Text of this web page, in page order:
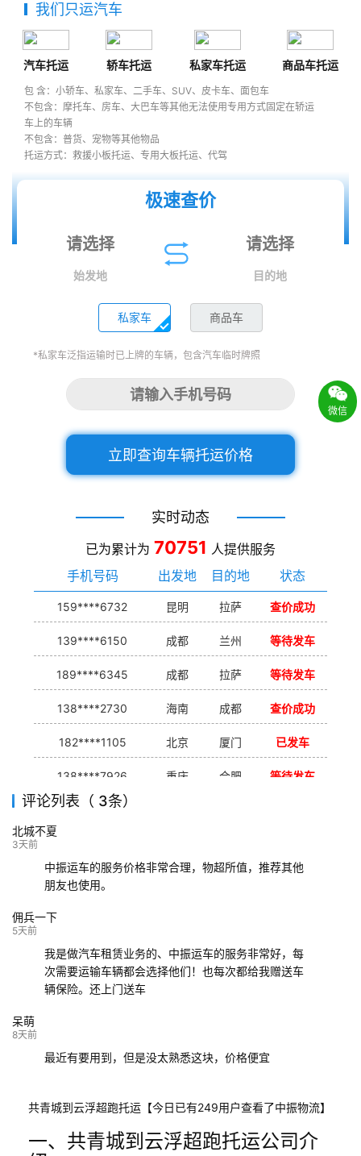
我们只运汽车
汽车托运 轿车托运 私家车托运 商品车托运
包 含：小轿车、私家车、二手车、SUV、皮卡车、面包车
不包含：摩托车、房车、大巴车等其他无法使用专用方式固定在轿运
车上的车辆
不包含：普货、宠物等其他物品
托运方式：救援小板托运、专用大板托运、代驾
极速查价
始发地 目的地
私家车 商品车
*私家车泛指运输时已上牌的车辆，包含汽车临时牌照
立即查询车辆托运价格
实时动态
已为累计为 70751 人提供服务
手机号码
出发地 目的地 状态
159****6732 昆明 拉萨 查价成功
139****6150 成都 兰州 等待发车
189****6345 成都 拉萨 等待发车
138****2730 海南 成都 查价成功
182****1105 北京 厦门 已发车
138****7926 重庆 合肥 等待发车
139****9233
评论列表（ 3条）
北城不夏
3天前
中振运车的服务价格非常合理，物超所值，推荐其他
朋友也使用。
佣兵一下
5天前
我是做汽车租赁业务的、中振运车的服务非常好，每
次需要运输车辆都会选择他们！也每次都给我赠送车
辆保险。还上门送车
呆萌
8天前
最近有要用到，但是没太熟悉这块，价格便宜
共青城到云浮超跑托运【今日已有249用户查看了中振物流】
一、共青城到云浮超跑托运公司介
微信